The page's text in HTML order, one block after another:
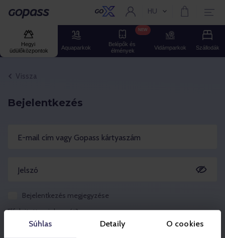
Súhlas Detaily O cookies
Gopass Aktuális nyelv:
HU
Hegyi
üdülőközpontok
Aquaparkok
Belépők és
élmények
NEW
Vidámparkok Szállodák
Vissza
Bejelentkezés
E-mail cím vagy Gopass kártyaszám
Jelszó
Bejelentkezés megjegyzése
Elfelejtette a jelszavát?